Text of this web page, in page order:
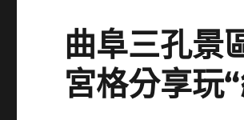
曲阜三孔景
宮格分享玩